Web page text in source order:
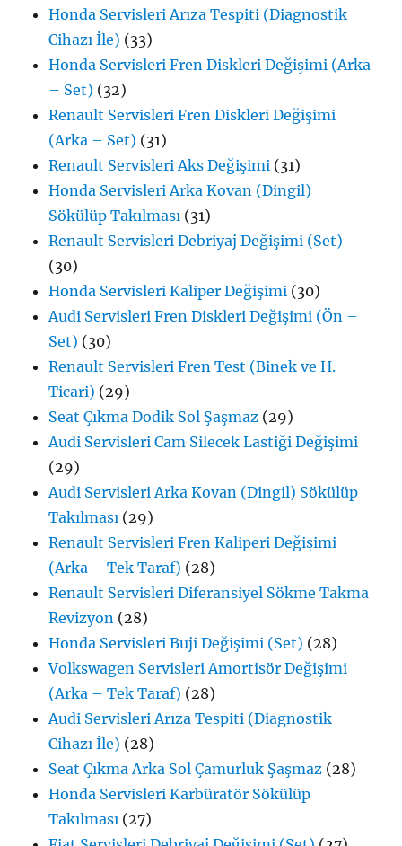
Honda Servisleri Arıza Tespiti (Diagnostik
Cihazı İle) (33)
Honda Servisleri Fren Diskleri Değişimi (Arka
– Set) (32)
Renault Servisleri Fren Diskleri Değişimi
(Arka – Set) (31)
Renault Servisleri Aks Değişimi (31)
Honda Servisleri Arka Kovan (Dingil)
Sökülüp Takılması (31)
Renault Servisleri Debriyaj Değişimi (Set)
(30)
Honda Servisleri Kaliper Değişimi (30)
Audi Servisleri Fren Diskleri Değişimi (Ön –
Set) (30)
Renault Servisleri Fren Test (Binek ve H.
Ticari) (29)
Seat Çıkma Dodik Sol Şaşmaz (29)
Audi Servisleri Cam Silecek Lastiği Değişimi
(29)
Audi Servisleri Arka Kovan (Dingil) Sökülüp
Takılması (29)
Renault Servisleri Fren Kaliperi Değişimi
(Arka – Tek Taraf) (28)
Renault Servisleri Diferansiyel Sökme Takma
Revizyon (28)
Honda Servisleri Buji Değişimi (Set) (28)
Volkswagen Servisleri Amortisör Değişimi
(Arka – Tek Taraf) (28)
Audi Servisleri Arıza Tespiti (Diagnostik
Cihazı İle) (28)
Seat Çıkma Arka Sol Çamurluk Şaşmaz (28)
Honda Servisleri Karbüratör Sökülüp
Takılması (27)